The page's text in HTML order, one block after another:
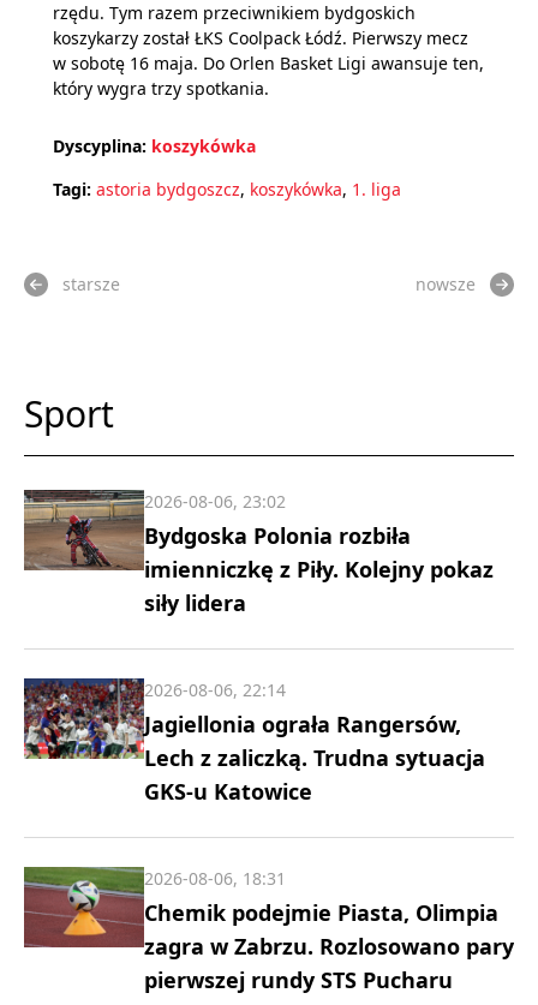
rzędu. Tym razem przeciwnikiem bydgoskich
koszykarzy został ŁKS Coolpack Łódź. Pierwszy mecz
w sobotę 16 maja. Do Orlen Basket Ligi awansuje ten,
który wygra trzy spotkania.
Dyscyplina: koszykówka
Tagi: astoria bydgoszcz, koszykówka, 1. liga
starsze nowsze
Sport
Bydgoska Polonia rozbiła
imienniczkę z Piły. Kolejny pokaz
siły lidera
2026-08-06, 23:02
Jagiellonia ograła Rangersów,
Lech z zaliczką. Trudna sytuacja
GKS-u Katowice
2026-08-06, 22:14
Chemik podejmie Piasta, Olimpia
zagra w Zabrzu. Rozlosowano pary
pierwszej rundy STS Pucharu
2026-08-06, 18:31